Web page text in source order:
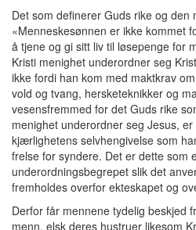
Det som definerer Guds rike og den
«Menneskesønnen er ikke kommet
å tjene og gi sitt liv til løsepenge for
Kristi menighet underordner seg
ikke fordi han kom med maktkrav
vold og tvang, hersketeknikker og
vesensfremmed for det Guds rike
menighet underordner seg Jesus,
kjærlighetens selvhengivelse som
frelse for syndere. Det er dette som
underordningsbegrepet slik det
fremholdes overfor ekteskapet og
Derfor får mennene tydelig beskjed
menn, elsk deres hustruer likesom